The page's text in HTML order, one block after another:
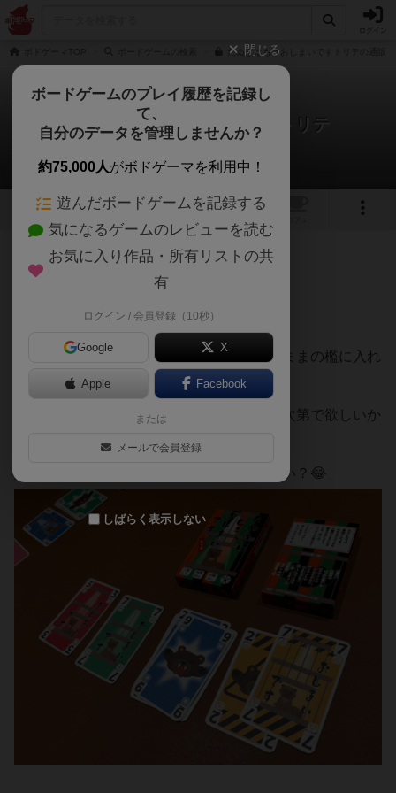
たぬきはもうおしまいですトリテの通販/
たぬきはもうおしまいですトリテ
七盤のハムさんさんのレビュー
2 1
168名 3名 0 2ヶ月前
クマを集めて、たぬきで檻を閉めたら得点。
ただし、檻を閉めた後に来たクマや空いたままの檻に入れ
たクマは失点です。
切り札ありマストフォロー、カードの出方次第で欲しいか
たぬきよ、悲しそうな顔で諦めるの早くない？😂
閉じる
ボードゲームのプレイ履歴を記録し
て、
自分のデータを管理しませんか？
約75,000人がボドゲーマを利用中！
遊んだボードゲームを記録する
気になるゲームのレビューを読む
お気に入り作品・所有リストの共
有
ログイン / 会員登録（10秒）
Google X
Apple Facebook
または
メールで会員登録
しばらく表示しない